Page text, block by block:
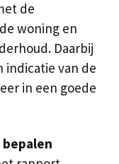
de
woning en
Daarbij
indicatie van de
in een goede
bepalen